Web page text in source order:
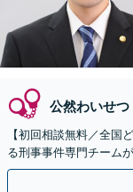
公然わいせつ
【初回相談無料／全国
る刑事事件専門チーム